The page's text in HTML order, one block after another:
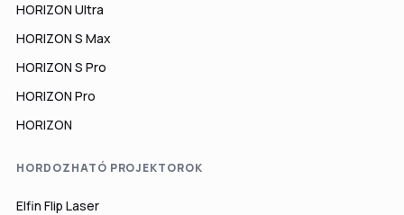
HORIZON Ultra
HORIZON S Max
HORIZON S Pro
HORIZON Pro
HORIZON
HORDOZHATÓ PROJEKTOROK
Elfin Flip Laser